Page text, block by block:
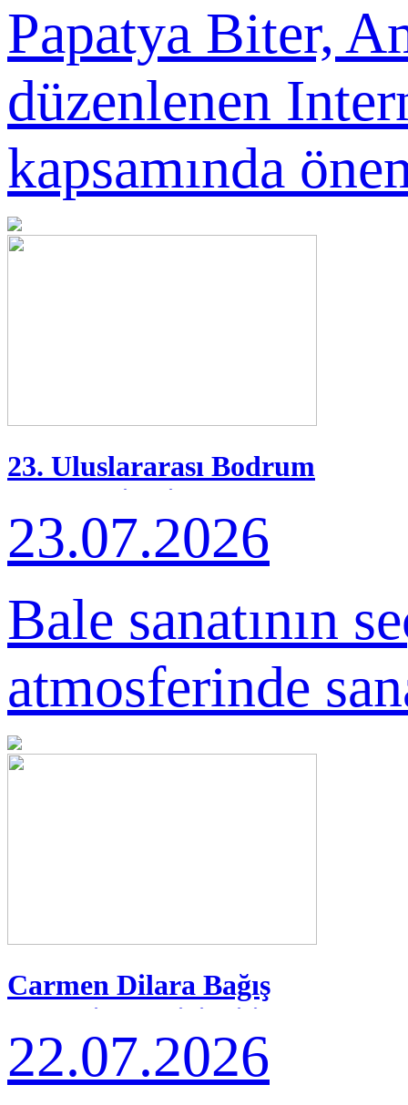
Papatya Biter,
düzenlenen
kapsamında
23. Uluslararası Bodrum
Bale Festivali
23.07.2026
Bale sanatının
atmosferinde
Carmen Dilara Bağış
Portekiz'de Birincilik
Kazandı
22.07.2026